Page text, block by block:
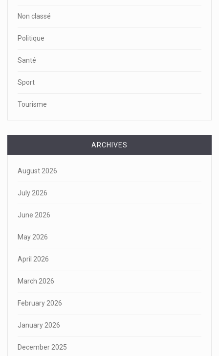
Non classé
Politique
Santé
Sport
Tourisme
ARCHIVES
August 2026
July 2026
June 2026
May 2026
April 2026
March 2026
February 2026
January 2026
December 2025